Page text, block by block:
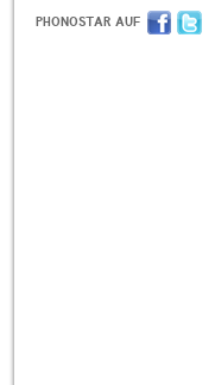
PHONOSTAR AUF